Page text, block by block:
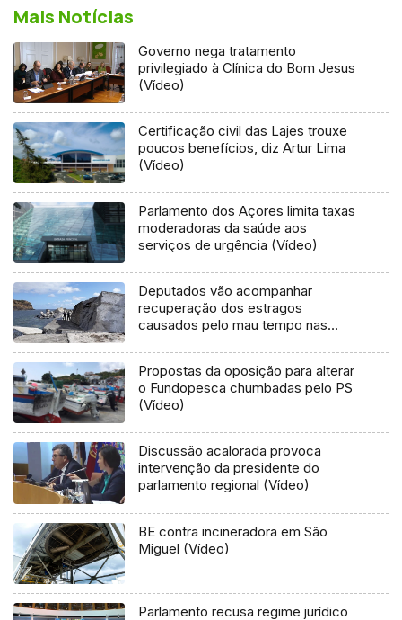
Mais Notícias
Governo nega tratamento
privilegiado à Clínica do Bom Jesus
(Vídeo)
Certificação civil das Lajes trouxe
poucos benefícios, diz Artur Lima
(Vídeo)
Parlamento dos Açores limita taxas
moderadoras da saúde aos
serviços de urgência (Vídeo)
Deputados vão acompanhar
recuperação dos estragos
causados pelo mau tempo nas
Propostas da oposição para alterar
o Fundopesca chumbadas pelo PS
(Vídeo)
Discussão acalorada provoca
intervenção da presidente do
parlamento regional (Vídeo)
BE contra incineradora em São
Miguel (Vídeo)
Parlamento recusa regime jurídico